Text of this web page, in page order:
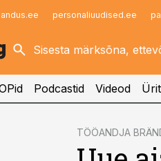
personaliuudised.ee
imelineajalugu.ee
Podcastid Videod
TÖÖANDJA